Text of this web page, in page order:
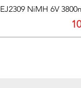
EJ2309 NiMH 6V